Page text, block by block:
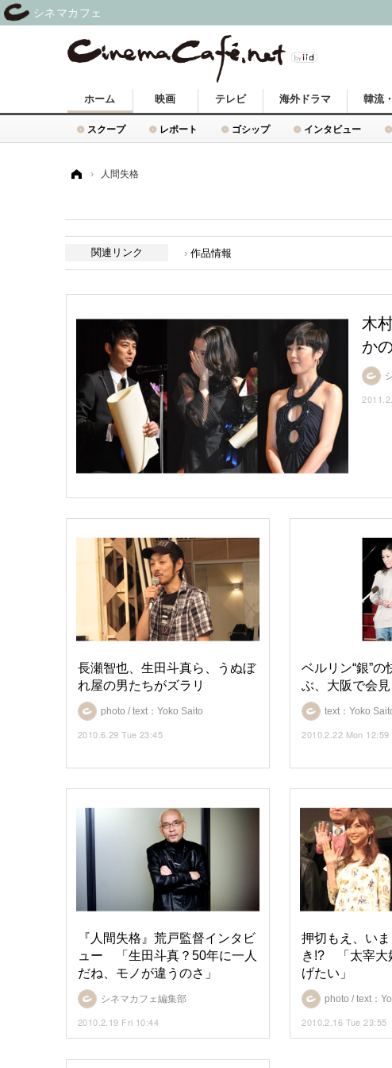
ホーム
スクープ レポート ゴシップ インタビュー
映画 テレビ 海外ドラマ 韓流
› 人間失格
関連リンク 作品情報
木
か
photo / text：Yoko Saito
長瀬智也、生田斗真ら、うぬぼ
れ屋の男たちがズラリ
2010.6.29 Tue 23:45
text：Yoko
ベルリン“銀”
ぶ、大阪で会見
2010.2.22 Mon 12:59
シネマカフェ編集部
『人間失格』荒戸監督インタビ
ュー 「生田斗真？50年に一人
だね、モノが違うのさ」
2010.2.19 Fri 10:44
photo / text：
押切もえ、い
き!? 「太宰大
げたい」
2010.2.16 Tue 23:55
シネマカフェ